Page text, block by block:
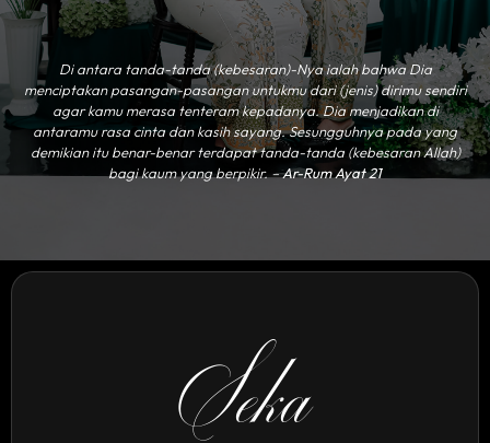
Di antara tanda-tanda (kebesaran)-Nya ialah bahwa Dia
menciptakan pasangan-pasangan untukmu dari (jenis) dirimu sendiri
agar kamu merasa tenteram kepadanya. Dia menjadikan di
antaramu rasa cinta dan kasih sayang. Sesungguhnya pada yang
demikian itu benar-benar terdapat tanda-tanda (kebesaran Allah)
bagi kaum yang berpikir. –Ar-Rum Ayat 21
Seka